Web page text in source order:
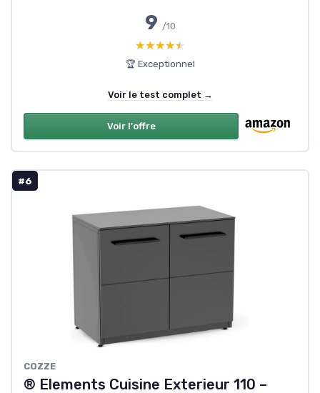
9 /10
★★★★★
★★★★★
🏆 Exceptionnel
Voir le test complet →
Voir l'offre
#6
COZZE
® Elements Cuisine Exterieur 110 –